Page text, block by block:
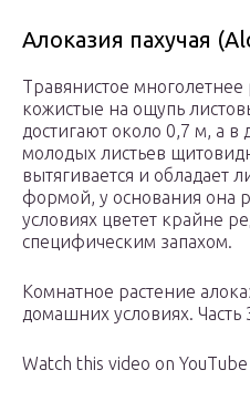
Алоказия пахучая
Травянистое
кожистые на ощупь
достигают около 0,7 м, а
молодых листьев
вытягивается и обладает
формой, у основания она
условиях цветет крайне
специфическим запахом.
Комнатное растение
домашних условиях. Часть
Watch this video on YouTube